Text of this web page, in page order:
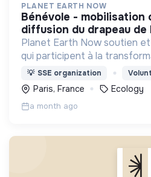
PLANET EARTH NOW
bénévole - mobilisation citoyenne -
diffusion du drapeau de
Planet Earth Now soutien
qui participent à la
nos sociétés, notamment à
drapeau de la Terre.
💡 SSE organization
Paris, France Ecology
a month ago